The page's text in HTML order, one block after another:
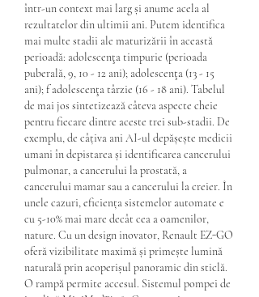
într-un context mai larg și anume acela al
rezultatelor din ultimii ani. Putem identifica
mai multe stadii ale maturizării în această
perioadă: adolescenţa timpurie (perioada
puberală, 9, 10 - 12 ani); adolescenţa (13 - 15
ani); f adolescenţa târzie (16 - 18 ani). Tabelul
de mai jos sintetizează câteva aspecte cheie
pentru fiecare dintre aceste trei sub-stadii. De
exemplu, de câțiva ani AI-ul depășește medicii
umani în depistarea și identificarea cancerului
pulmonar, a cancerului la prostată, a
cancerului mamar sau a cancerului la creier. În
unele cazuri, eficiența sistemelor automate e
cu 5-10% mai mare decât cea a oamenilor,
nature. Cu un design inovator, Renault EZ-GO
oferă vizibilitate maximă și primește lumină
naturală prin acoperișul panoramic din sticlă.
O rampă permite accesul. Sistemul pompei de